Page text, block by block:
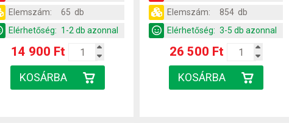
Elemszám:
65 db
Elérhetőség: 1-2 db azonnal
14 900 Ft
Elemszám:
854 db
Elérhetőség: 3-5 db azonnal
26 500 Ft